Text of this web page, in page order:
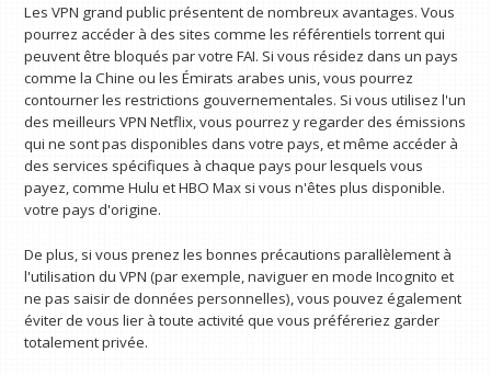
Les VPN grand public présentent de nombreux avantages. Vous
pourrez accéder à des sites comme les référentiels torrent qui
peuvent être bloqués par votre FAI. Si vous résidez dans un pays
comme la Chine ou les Émirats arabes unis, vous pourrez
contourner les restrictions gouvernementales. Si vous utilisez l'un
des meilleurs VPN Netflix, vous pourrez y regarder des émissions
qui ne sont pas disponibles dans votre pays, et même accéder à
des services spécifiques à chaque pays pour lesquels vous
payez, comme Hulu et HBO Max si vous n'êtes plus disponible.
votre pays d'origine.
De plus, si vous prenez les bonnes précautions parallèlement à
l'utilisation du VPN (par exemple, naviguer en mode Incognito et
ne pas saisir de données personnelles), vous pouvez également
éviter de vous lier à toute activité que vous préféreriez garder
totalement privée.